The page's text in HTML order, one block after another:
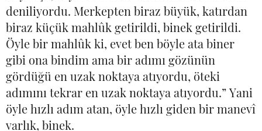
deniliyordu. Merkepten biraz büyük, katırdan
biraz küçük mahlûk getirildi, binek getirildi.
Öyle bir mahlûk ki, evet ben böyle ata biner
gibi ona bindim ama bir adımı gözünün
gördüğü en uzak noktaya atıyordu, öteki
adımını tekrar en uzak noktaya atıyordu.” Yani
öyle hızlı adım atan, öyle hızlı giden bir manevî
varlık, binek.